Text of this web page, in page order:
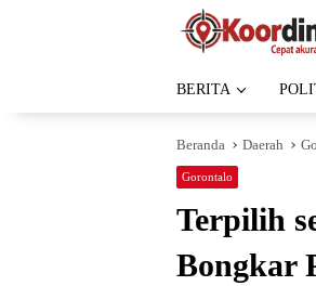
BERITA
Beranda Daerah
Gorontalo
Terpilih
Bongkar